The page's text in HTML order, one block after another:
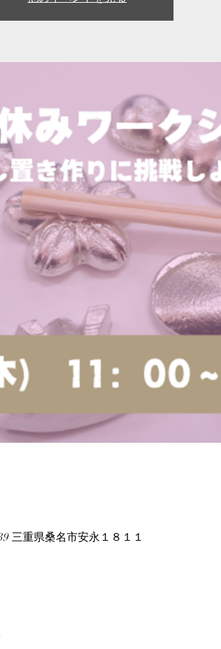
三重県桑名市安永１８１１